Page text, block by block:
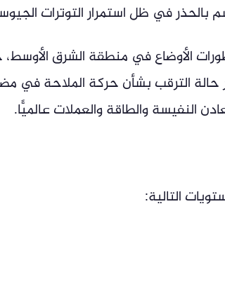
في ظل استمرار التوترات
الأوضاع في منطقة الشرق
حالة الترقب بشأن حركة الملاحة في
النفيسة والطاقة والعملات عالميًّا.
التالية: